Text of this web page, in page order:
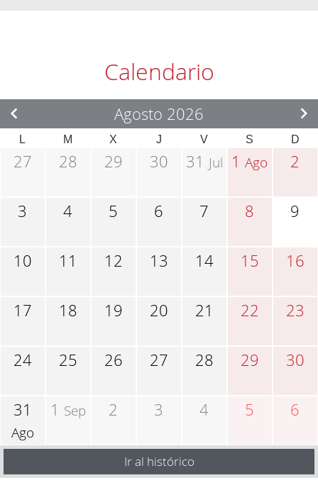
Calendario
Agosto 2026
L M X J V S D
27 28 29 30 31 Jul 1Ago 2
3 4 5 6 7 8 9
10 11 12 13 14 15 16
17 18 19 20 21 22 23
24 25 26 27 28 29 30
31
Ago
1 Sep 2 3 4 5 6
Ir al histórico